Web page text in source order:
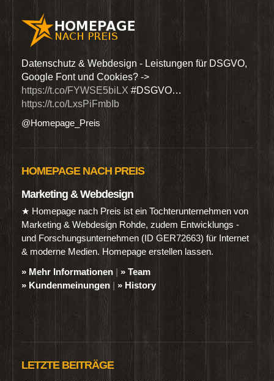
Datenschutz & Webdesign - Leistungen für DSGVO,
Google Font und Cookies? ->
https://t.co/FYWSE5biLX #DSGVO…
https://t.co/LxsPiFmbIb
@Homepage_Preis
HOMEPAGE NACH PREIS
Marketing & Webdesign
★ Homepage nach Preis ist ein Tochterunternehmen von
Marketing & Webdesign Rohde, zudem Entwicklungs -
und Forschungsunternehmen (ID GER72663) für Internet
& moderne Medien. Homepage erstellen lassen.
» Mehr Informationen | » Team
» Kundenmeinungen | » History
LETZTE BEITRÄGE